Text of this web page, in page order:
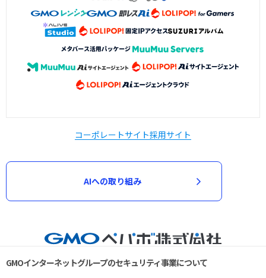
コーポレートサイト採用サイト
AIへの取り組み
GMOインターネットグループのセキュリティ事業について